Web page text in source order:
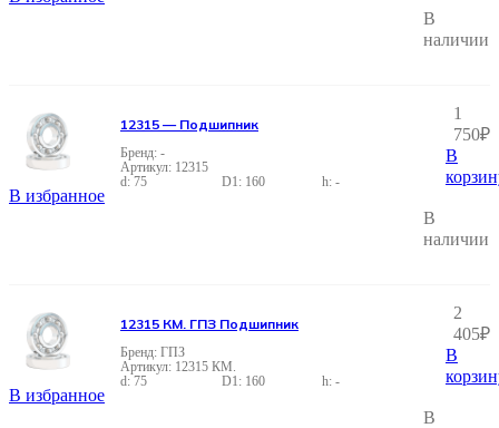
В
наличии
В избранное
12315
75
160 -
-
12315 — Подшипник
1
750₽
В
В
наличии
В избранное
12315 КМ.
75
160 -
ГПЗ
12315 КМ. ГПЗ Подшипник
2
405₽
В
В